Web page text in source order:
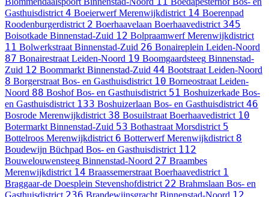
Gasthuisdistrict 4 Boeierwerf Merenwijkdistrict 14 Boerenpad
Roodenburgerdistrict 2 Boerhaavelaan Boerhaavedistrict 345
Boisotkade Binnenstad-Zuid 12 Bolpraamwerf Merenwijkdistrict
11 Bolwerkstraat Binnenstad-Zuid 26 Bonaireplein Leiden-Noord
87 Bonairestraat Leiden-Noord 19 Boomgaardsteeg Binnenstad-
Zuid 12 Boommarkt Binnenstad-Zuid 44 Bootstraat Leiden-Noord
8 Borgerstraat Bos- en Gasthuisdistrict 10 Borneostraat Leiden-
Noord 88 Boshof Bos- en Gasthuisdistrict 51 Boshuizerkade Bos-
en Gasthuisdistrict 133 Boshuizerlaan Bos- en Gasthuisdistrict 46
Bosrode Merenwijkdistrict 38 Bosuilstraat Boerhaavedistrict 10
Botermarkt Binnenstad-Zuid 53 Bothastraat Morsdistrict 5
Bottelroos Merenwijkdistrict 6 Botterwerf Merenwijkdistrict 8
Boudewijn Büchpad Bos- en Gasthuisdistrict 112
Bouwelouwensteeg Binnenstad-Noord 27 Braambes
Merenwijkdistrict 14 Braassemerstraat Boerhaavedistrict 1
Braggaar-de Doesplein Stevenshofdistrict 22 Brahmslaan Bos- en